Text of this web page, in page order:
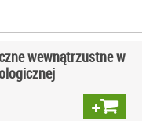
wewnątrzustne w